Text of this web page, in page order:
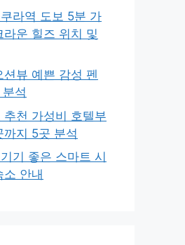
라역 도보 5분 가
운 힐즈 위치 및
뷰 예쁜 감성 펜
석
천 가성비 호텔부
지 5곳 분석
기 좋은 스마트 시
안내